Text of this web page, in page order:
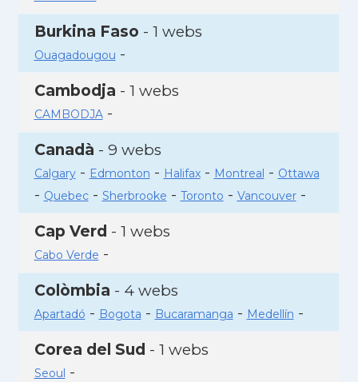
Burkina Faso - 1 webs
Ouagadougou -
Cambodja - 1 webs
CAMBODJA-
Canadà - 9 webs
Calgary- Edmonton - Halifax- Montreal - Ottawa
- Quebec- Sherbrooke - Toronto - Vancouver-
Cap Verd - 1 webs
Cabo Verde -
Colòmbia - 4 webs
Apartadó - Bogota - Bucaramanga - Medellín -
Corea del Sud - 1 webs
Seoul -